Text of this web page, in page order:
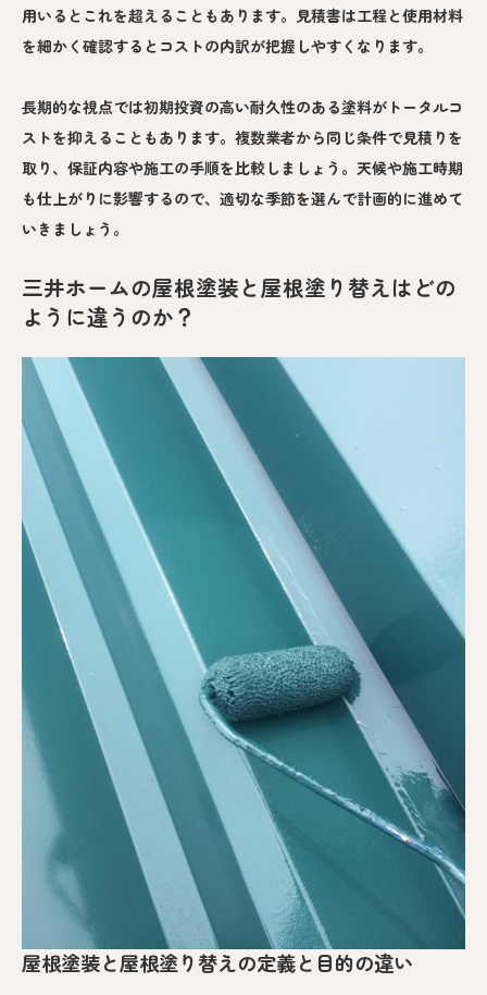
用いるとこれを超えることもあります。見積書は工程と使用材料
を細かく確認するとコストの内訳が把握しやすくなります。
長期的な視点では初期投資の高い耐久性のある塗料がトータルコ
ストを抑えることもあります。複数業者から同じ条件で見積りを
取り、保証内容や施工の手順を比較しましょう。天候や施工時期
も仕上がりに影響するので、適切な季節を選んで計画的に進めて
いきましょう。
三井ホームの屋根塗装と屋根塗り替えはどの
ように違うのか？
屋根塗装と屋根塗り替えの定義と目的の違い